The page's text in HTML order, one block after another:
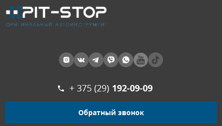
+ 375 (29) 192-09-09
Обратный звонок